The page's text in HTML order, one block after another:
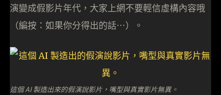
演變成假影片年代，大家上網不要輕信虛構內容哦
（編按：如果你分得出的話⋯）。
這個 AI 製造出來的假演說影片，嘴型與真實影片無異。